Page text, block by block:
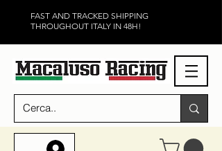
FAST AND TRACKED SHIPPING
THROUGHOUT ITALY IN 48H!